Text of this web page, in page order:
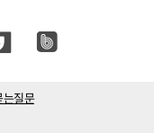
질문